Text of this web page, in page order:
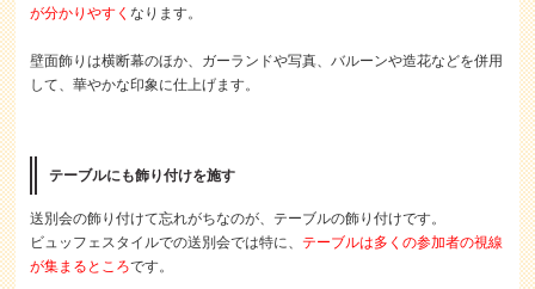
が分かりやすくなります。
壁面飾りは横断幕のほか、ガーランドや写真、バルーンや造花などを併用
して、華やかな印象に仕上げます。
テーブルにも飾り付けを施す
送別会の飾り付けて忘れがちなのが、テーブルの飾り付けです。
ビュッフェスタイルでの送別会では特に、テーブルは多くの参加者の視線
が集まるところです。